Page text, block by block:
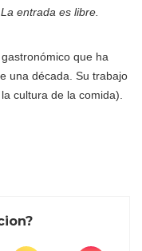
entrada es libre.
que ha
una década. Su trabajo
cultura de la comida).